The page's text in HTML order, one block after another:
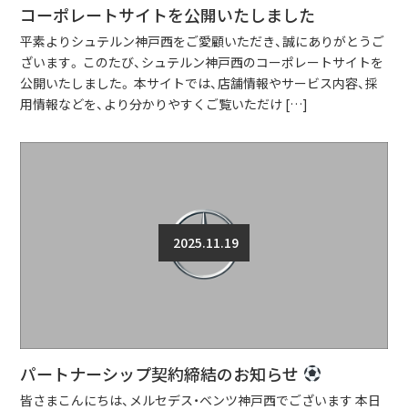
コーポレートサイトを公開いたしました
平素よりシュテルン神戸西をご愛顧いただき、誠にありがとうご
ざいます。 このたび、シュテルン神戸西のコーポレートサイトを
公開いたしました。 本サイトでは、店舗情報やサービス内容、採
用情報などを、より分かりやすくご覧いただけ […]
2025.11.19
パートナーシップ契約締結のお知らせ
皆さまこんにちは、メルセデス・ベンツ神戸西でございます 本日